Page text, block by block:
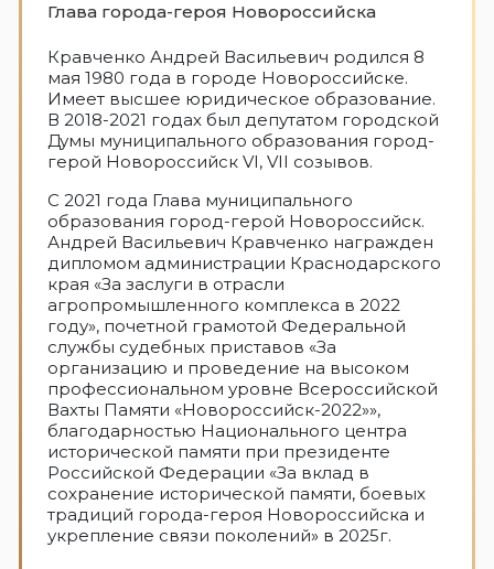
Глава города-героя Новороссийска
Кравченко Андрей Васильевич родился 8
мая 1980 года в городе Новороссийске.
Имеет высшее юридическое образование.
В 2018-2021 годах был депутатом городской
Думы муниципального образования город-
герой Новороссийск VI, VII созывов.
С 2021 года Глава муниципального
образования город-герой Новороссийск.
Андрей Васильевич Кравченко награжден
дипломом администрации Краснодарского
края «За заслуги в отрасли
агропромышленного комплекса в 2022
году», почетной грамотой Федеральной
службы судебных приставов «За
организацию и проведение на высоком
профессиональном уровне Всероссийской
Вахты Памяти «Новороссийск-2022»»,
благодарностью Национального центра
исторической памяти при президенте
Российской Федерации «За вклад в
сохранение исторической памяти, боевых
традиций города-героя Новороссийска и
укрепление связи поколений» в 2025г.